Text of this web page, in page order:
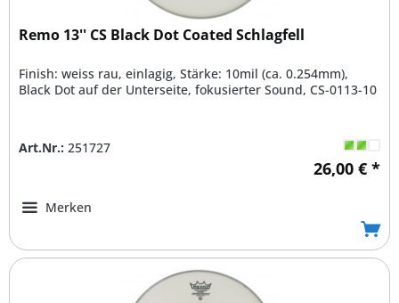
Remo 13'' CS Black Dot Coated Schlagfell
Finish: weiss rau, einlagig, Stärke: 10mil (ca. 0.254mm),
Black Dot auf der Unterseite, fokusierter Sound, CS-0113-10
Art.Nr.: 251727
26,00 € *
Merken